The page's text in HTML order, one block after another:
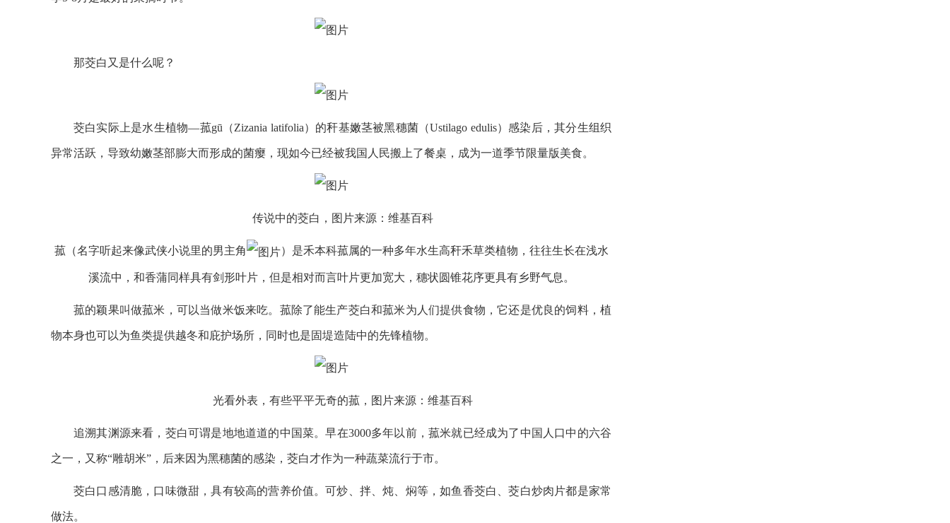
那茭白又是什么呢？
茭白实际上是水生植物—菰gū（Zizania latifolia）的秆基嫩茎被黑穗菌（Ustilago edulis）感染后，其分生组织
异常活跃，导致幼嫩茎部膨大而形成的菌瘿，现如今已经被我国人民搬上了餐桌，成为一道季节限量版美食。
传说中的茭白，图片来源：维基百科
菰（名字听起来像武侠小说里的男主角 ）是禾本科菰属的一种多年水生高秆禾草类植物，往往生长在浅水
溪流中，和香蒲同样具有剑形叶片，但是相对而言叶片更加宽大，穗状圆锥花序更具有乡野气息。
菰的颖果叫做菰米，可以当做米饭来吃。菰除了能生产茭白和菰米为人们提供食物，它还是优良的饲料，植
物本身也可以为鱼类提供越冬和庇护场所，同时也是固堤造陆中的先锋植物。
光看外表，有些平平无奇的菰，图片来源：维基百科
追溯其渊源来看，茭白可谓是地地道道的中国菜。早在3000多年以前，菰米就已经成为了中国人口中的六谷
之一，又称“雕胡米”，后来因为黑穗菌的感染，茭白才作为一种蔬菜流行于市。
茭白口感清脆，口味微甜，具有较高的营养价值。可炒、拌、炖、焖等，如鱼香茭白、茭白炒肉片都是家常
做法。